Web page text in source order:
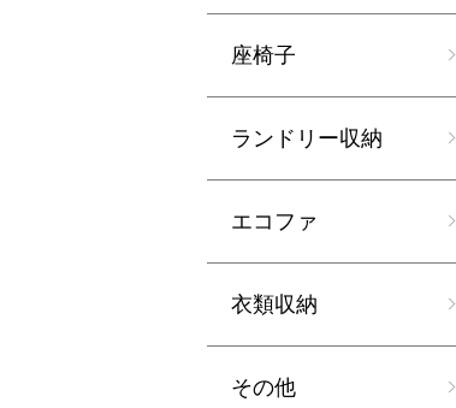
座椅子
ランドリー収納
エコファ
衣類収納
その他